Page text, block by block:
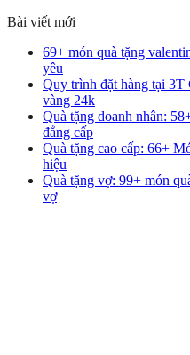
Bài viết mới
69+ món quà tặng
yêu
Quy trình đặt hàng tại 3T
vàng 24k
Quà tặng doanh nhân:
đẳng cấp
Quà tặng cao cấp: 66+
hiệu
Quà tặng vợ: 99+ món
vợ